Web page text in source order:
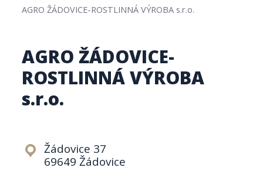
AGRO ŽÁDOVICE-ROSTLINNÁ VÝROBA s.r.o.
AGRO ŽÁDOVICE-
ROSTLINNÁ VÝROBA
s.r.o.
Žádovice 37
69649 Žádovice